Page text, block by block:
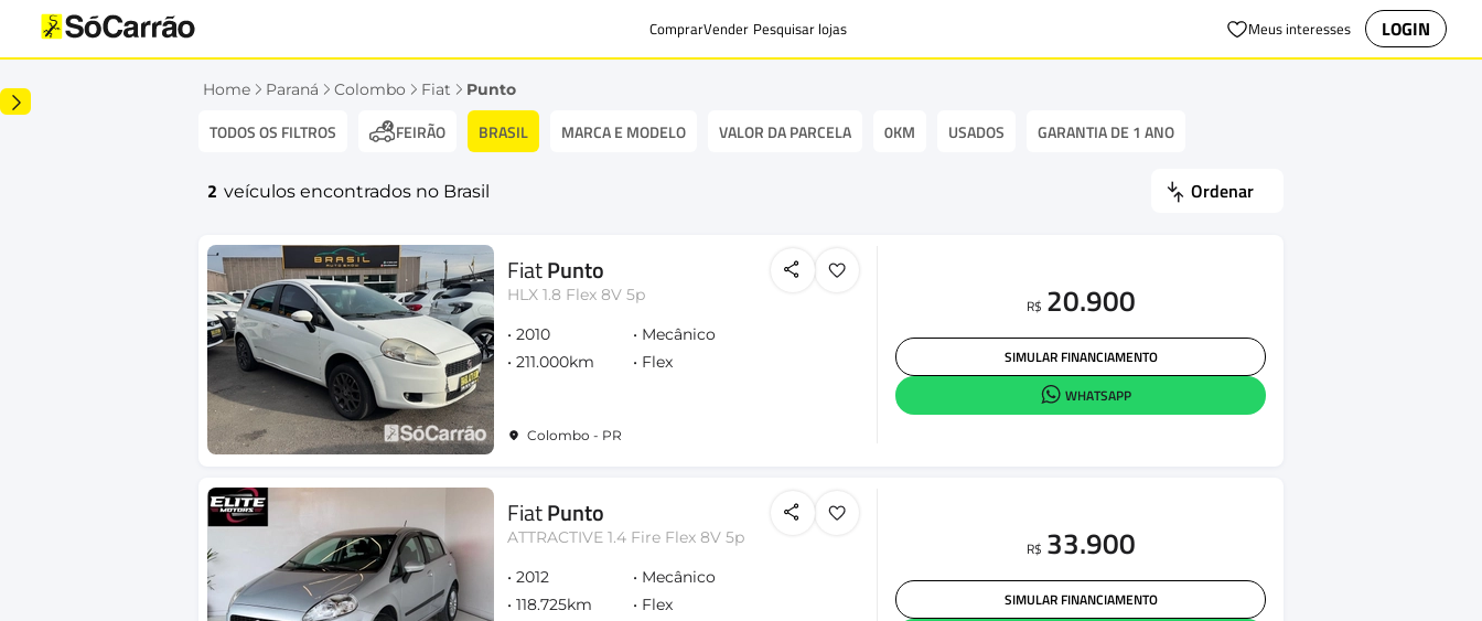
ComprarVender Pesquisar lojas Meus interesses LOGIN
Home Paraná Colombo Fiat Punto
TODOS OS FILTROS FEIRÃO BRASIL MARCA E MODELO VALOR DA PARCELA 0KM USADOS GARANTIA DE 1 ANO
2 veículos encontrados no Brasil Ordenar
FiatPunto
HLX 1.8 Flex 8V 5p
2010
Mecânico
211.000km
Flex
Colombo - PR
R$ 20.900
SIMULAR FINANCIAMENTO
WHATSAPP
FiatPunto
ATTRACTIVE 1.4 Fire Flex 8V 5p
2012
Mecânico
118.725km
Flex
R$ 33.900
SIMULAR FINANCIAMENTO